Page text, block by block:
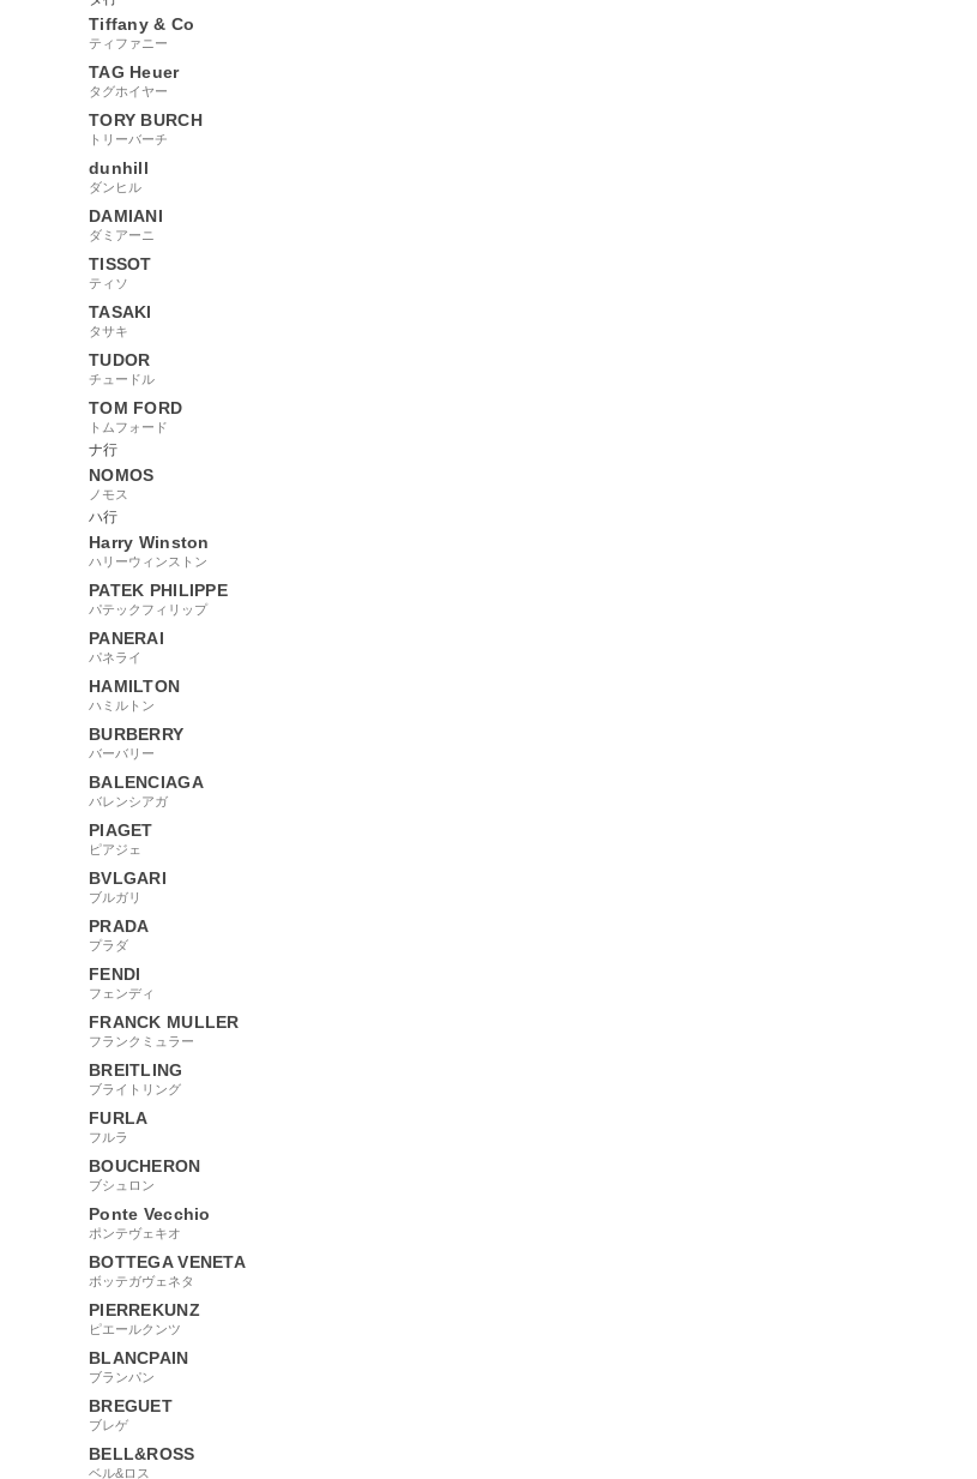
Tiffany & Co
ティファニー
TAG Heuer
タグホイヤー
TORY BURCH
トリーバーチ
dunhill
ダンヒル
DAMIANI
ダミアーニ
TISSOT
ティソ
TASAKI
タサキ
TUDOR
チュードル
TOM FORD
トムフォード
ナ行
NOMOS
ノモス
ハ行
Harry Winston
ハリーウィンストン
PATEK PHILIPPE
パテックフィリップ
PANERAI
パネライ
HAMILTON
ハミルトン
BURBERRY
バーバリー
BALENCIAGA
バレンシアガ
PIAGET
ピアジェ
BVLGARI
ブルガリ
PRADA
プラダ
FENDI
フェンディ
FRANCK MULLER
フランクミュラー
BREITLING
ブライトリング
FURLA
フルラ
BOUCHERON
ブシュロン
Ponte Vecchio
ポンテヴェキオ
BOTTEGA VENETA
ボッテガヴェネタ
PIERREKUNZ
ピエールクンツ
BLANCPAIN
ブランパン
BREGUET
ブレゲ
BELL&ROSS
ベル&ロス